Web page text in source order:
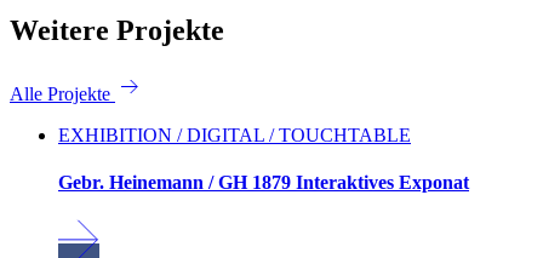
Weitere Projekte
Alle Projekte
EXHIBITION / DIGITAL / TOUCHTABLE
Gebr. Heinemann / GH 1879 Interaktives Exponat